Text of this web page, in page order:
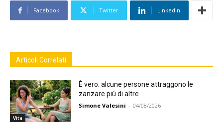
Facebook Twitter Linkedin
Articoli Correlati
Vita
È vero: alcune persone attraggono le
zanzare più di altre
Simone Valesini - 04/08/2026